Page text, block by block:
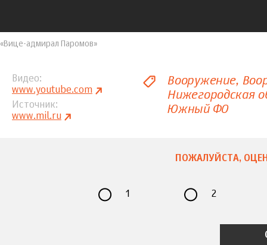
«Вице-адмирал Паромов»
Видео
www.youtube.com
Источник
www.mil.ru
Вооружение
Нижегородская
Южный ФО
ПОЖАЛУЙСТА,
1 2